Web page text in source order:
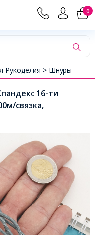
0
Рукоделия > Шнуры
16-ти
связка,